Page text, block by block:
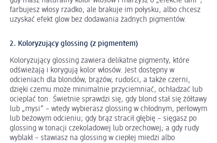
farbujesz włosy rzadko, ale brakuje im połysku, albo chcesz
uzyskać efekt glow bez dodawania żadnych pigmentów.
2. Koloryzujący glossing (z pigmentem)
Koloryzujący glossing zawiera delikatne pigmenty, które
odświeżają i korygują kolor włosów. Jest dostępny w
odcieniach dla blondów, brązów, rudości, a także czerni,
dzięki czemu może minimalnie przyciemniać, ochładzać lub
ocieplać ton. Świetnie sprawdzi się, gdy blond stał się żółtawy
lub „mysi” – wtedy wybierasz glossing w chłodnym, perłowym
lub beżowym odcieniu; gdy brąz stracił głębię – sięgasz po
glossing w tonacji czekoladowej lub orzechowej; a gdy rudy
wyblakł – stawiasz na glossing w ciepłej miedzi albo